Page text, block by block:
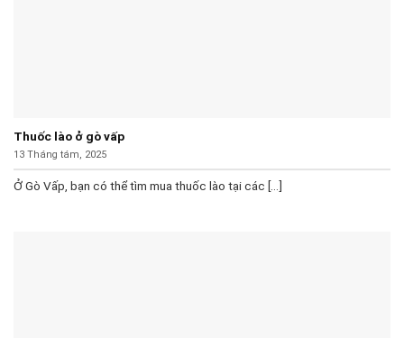
Thuốc lào ở gò vấp
13 Tháng tám, 2025
Ở Gò Vấp, bạn có thể tìm mua thuốc lào tại các [...]